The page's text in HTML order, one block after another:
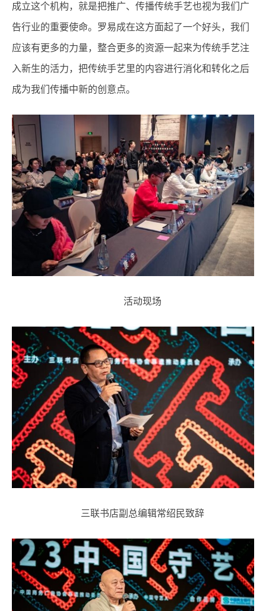
成立这个机构，就是把推广、传播传统手艺也视为我们广
告行业的重要使命。罗易成在这方面起了一个好头，我们
应该有更多的力量，整合更多的资源一起来为传统手艺注
入新生的活力，把传统手艺里的内容进行消化和转化之后
成为我们传播中新的创意点。
活动现场
三联书店副总编辑常绍民致辞